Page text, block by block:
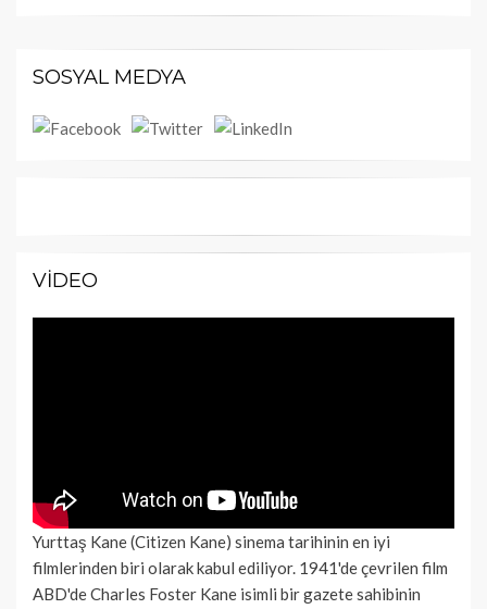
SOSYAL MEDYA
VIDEO
Yurttaş Kane (Citizen Kane) sinema tarihinin en iyi
filmlerinden biri olarak kabul ediliyor. 1941'de çevrilen film
ABD'de Charles Foster Kane isimli bir gazete sahibinin